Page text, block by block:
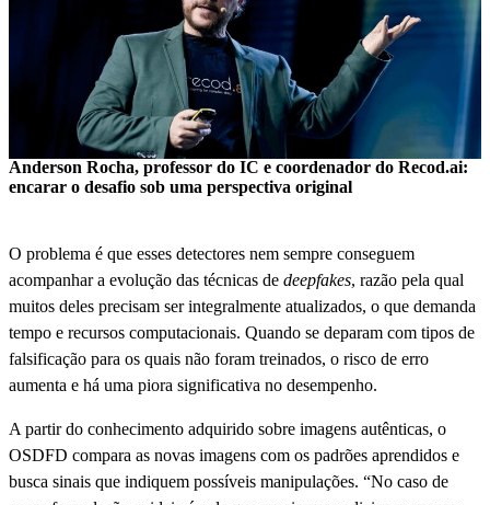
Anderson Rocha, professor do IC e coordenador do Recod.ai:
encarar o desafio sob uma perspectiva original
O problema é que esses detectores nem sempre conseguem
acompanhar a evolução das técnicas de deepfakes, razão pela qual
muitos deles precisam ser integralmente atualizados, o que demanda
tempo e recursos computacionais. Quando se deparam com tipos de
falsificação para os quais não foram treinados, o risco de erro
aumenta e há uma piora significativa no desempenho.
A partir do conhecimento adquirido sobre imagens autênticas, o
OSDFD compara as novas imagens com os padrões aprendidos e
busca sinais que indiquem possíveis manipulações. “No caso de